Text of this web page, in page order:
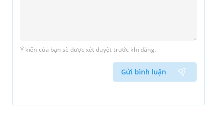
Ý kiến của bạn sẽ được xét duyệt trước khi đăng.
Gửi bình luận